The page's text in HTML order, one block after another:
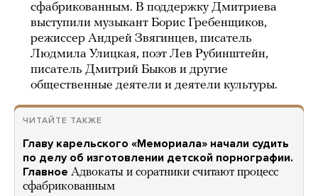
сфабрикованным. В поддержку Дмитриева
выступили музыкант Борис Гребенщиков,
режиссер Андрей Звягинцев, писатель
Людмила Улицкая, поэт Лев Рубинштейн,
писатель Дмитрий Быков и другие
общественные деятели и деятели культуры.
ЧИТАЙТЕ ТАКЖЕ
Главу карельского «Мемориала» начали судить
по делу об изготовлении детской порнографии.
Главное Адвокаты и соратники считают процесс
сфабрикованным